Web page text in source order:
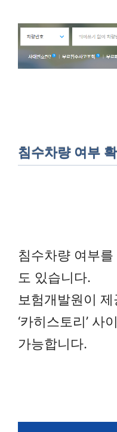
침수차량 여부
침수차량 여부
도 있습니다.
보험개발원이
‘카히스토리’ 사
가능합니다.